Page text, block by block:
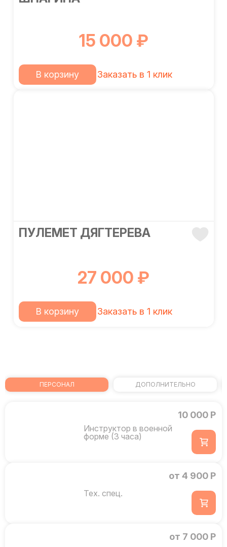
15 000 ₽
В корзину Заказать в 1 клик
ПУЛЕМЕТ ДЯГТЕРЕВА
27 000 ₽
В корзину Заказать в 1 клик
ПЕРСОНАЛ ДОПОЛНИТЕЛЬНО
Инструктор в военной
форме (3 часа)
10 000 Р
Тех. спец.
от 4 900 Р
от 7 000 Р